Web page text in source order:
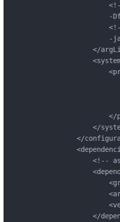
-
-
</
</
</
</
<!--
</